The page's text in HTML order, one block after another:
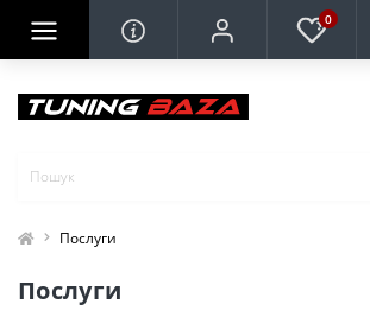
0
Послуги
Послуги